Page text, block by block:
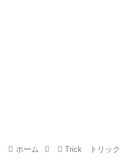
ホーム Trick トリック